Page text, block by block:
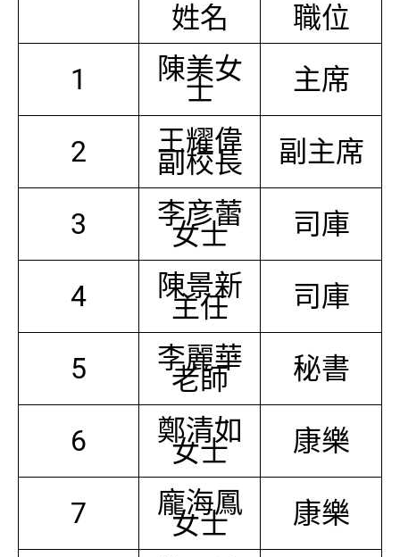
姓名
職位
1
陳美女
士 主席
2 王耀偉
副校長 副主席
3 李彦蕾
女士 司庫
4 陳景新
主任 司庫
5 李麗華
老師 秘書
6 鄭清如
女士 康樂
7 龐海鳳
女士 康樂